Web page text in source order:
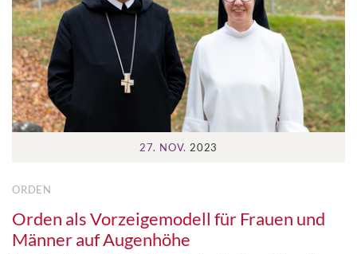
27. NOV. 2023
ORDEN
Orden als Vorzeigemodell für Frauen und
Männer auf Augenhöhe